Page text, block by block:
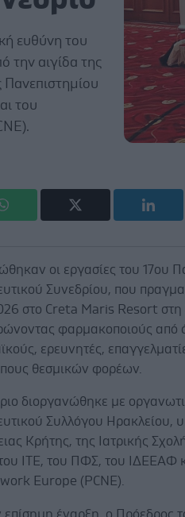
ευθύνη του
την αιγίδα της
Πανεπιστημίου
του
οι εργασίες του 17ου
Συνεδρίου, που
στο Creta Maris Resort
φαρμακοποιούς από
ερευνητές,
θεσμικών φορέων.
διοργανώθηκε με
Συλλόγου Ηρακλείου,
Κρήτης, της Ιατρικής
ΙΤΕ, του ΠΦΣ, του ΙΔΕΕΑΦ
Europe (PCNE).
επίσημη έναρξη, ο Πρόεδρος